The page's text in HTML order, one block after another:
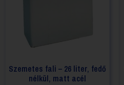
Szemetes fali – 26 liter, fedő
nélkül, matt acél